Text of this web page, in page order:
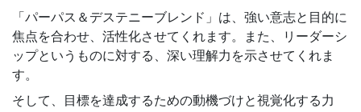
「パーパス＆デステニーブレンド」は、強い意志と目的に
焦点を合わせ、活性化させてくれます。また、リーダーシ
ップというものに対する、深い理解力を示させてくれま
す。
そして、目標を達成するための動機づけと視覚化する力